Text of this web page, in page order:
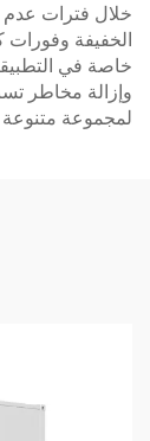
خلال فترات عدم
الخفيفة
خاصة في
وإزالة مخاطر
لمجموعة